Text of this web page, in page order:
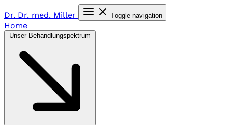
Dr. Dr. med. Miller Toggle navigation
Home